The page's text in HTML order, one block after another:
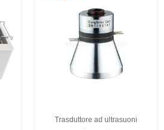
Trasduttore ad ultrasuoni